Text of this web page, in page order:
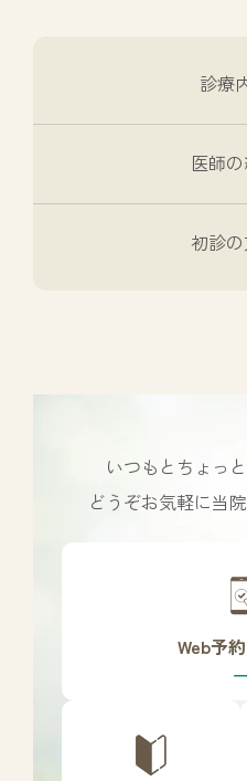
診療
医師
初診
いつもとちょっ
どうぞお気軽に当
Web予
ク
カ